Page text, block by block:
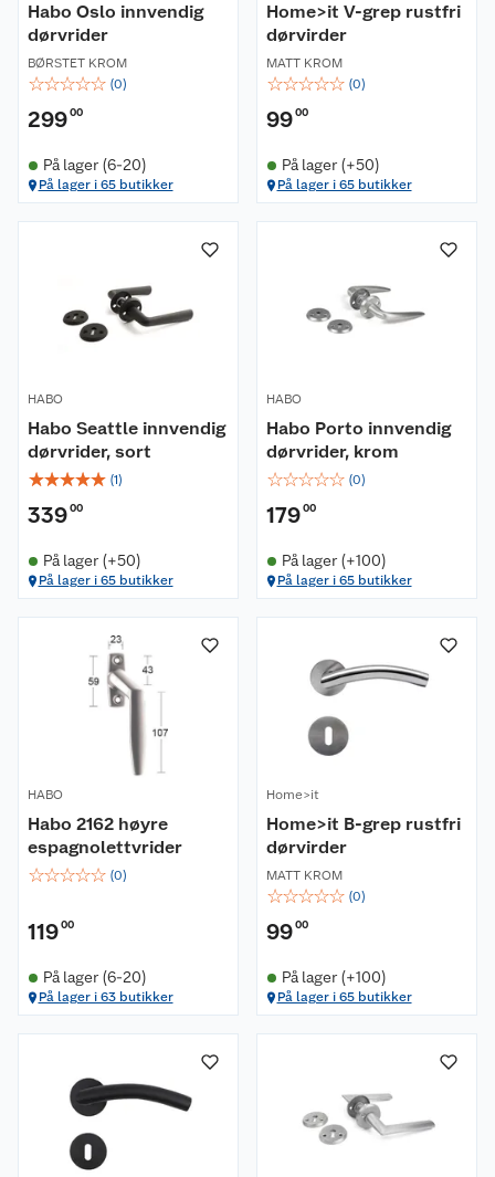
Habo Oslo innvendig
dørvrider
BØRSTET KROM
☆☆☆☆☆ (0)
29900
På lager (6-20)
På lager i 65 butikker
Home>it V-grep rustfri
dørvirder
MATT KROM
☆☆☆☆☆ (0)
9900
På lager (+50)
På lager i 65 butikker
HABO
Habo Seattle innvendig
dørvrider, sort
☆☆☆☆☆ (1)
33900
På lager (+50)
På lager i 65 butikker
HABO
Habo Porto innvendig
dørvrider, krom
☆☆☆☆☆ (0)
17900
På lager (+100)
På lager i 65 butikker
HABO
Habo 2162 høyre
espagnolettvrider
☆☆☆☆☆ (0)
11900
På lager (6-20)
På lager i 63 butikker
Home>it
Home>it B-grep rustfri
dørvirder
MATT KROM
☆☆☆☆☆ (0)
9900
På lager (+100)
På lager i 65 butikker
Kundeservice
Butikker
Om oss
Nyheter
Våre merkevarer